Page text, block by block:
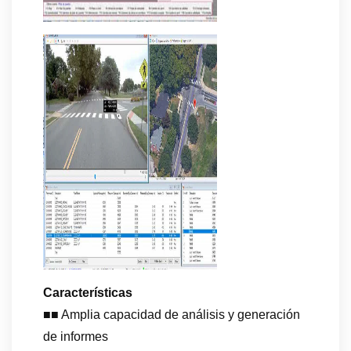
Características
■■ Amplia capacidad de análisis y generación
de informes